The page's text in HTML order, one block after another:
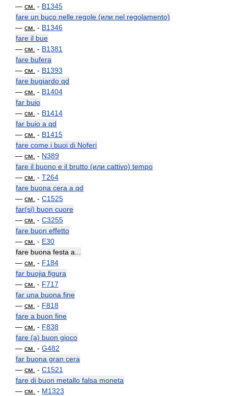
— см. - B1345
fare un buco nelle regole (или nel regolamento)
— см. - B1346
fare il bue
— см. - B1381
fare bufera
— см. - B1393
fare bugiardo qd
— см. - B1404
far buio
— см. - B1414
far buio a qd
— см. - B1415
fare come i buoi di Noferi
— см. - N389
fare il buono e il brutto (или cattivo) tempo
— см. - T264
fare buona cera a qd
— см. - C1525
far(si) buon cuore
— см. - C3255
fare buon effetto
— см. - E30
fare buona festa a...
— см. - F184
far buojia figura
— см. - F717
far una buona fine
— см. - F818
fare a buon fine
— см. - F838
fare (a) buon gioco
— см. - G482
far buona gran cera
— см. - C1521
fare di buon metallo falsa moneta
— см. - M1323